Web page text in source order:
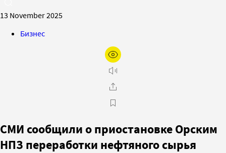
13 November 2025
Бизнес
СМИ сообщили о приостановке Орским
НПЗ переработки нефтяного сырья